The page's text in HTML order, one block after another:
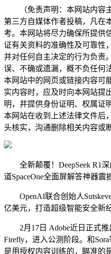
（免责声明：本网站内容主
第三方自媒体作者投稿，凡在
考。本网站将尽力确保所提供
证有关资料的准确性及可靠性
并对任何自主决定的行为负责
误、不确或遗漏，概不负任何
本网站中的网页或链接内容可
实内容时，应及时向本网站提
明，并提供身份证明、权属证
本网站在收到上述法律文件后
头核实，沟通删除相关内容或
全新颠覆！DeepSeek R1深
道SpaceOne全面屏解答神器震
OpenAI联合创始人
亿美元，打造超级智能安全新
2月17日 Adobe近日正式推
Firefly，进入公测阶段。和
是用授权内容训练的，瞄准的